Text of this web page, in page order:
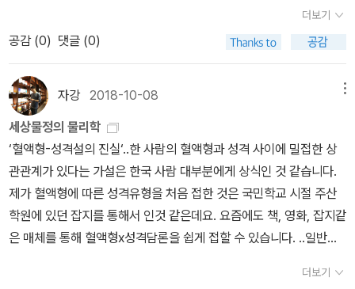
라도 고작 직물 80/90=8/9 단위를 짤 수 있을 뿐이다. 따라서 포르
투갈 입장에서 굳이 자급자족하느니 영국에 포도주를 수출하고 직물
을 수입해 오는 편이 더 경제적이라는 것이다. 이처럼 한 국가가 다른
국가에 비해 특정 상품에서 절대 우위를 갖더라도 자유무역을 하는
것이 서로에게 이득이라는 점이 리카도의 비교우위론 핵심이다.그런
데 리카도 예시는 두 가지 문제가 있어 이해하기 어렵다. 두 국가 생산
력 특징과 소비 필요량이 설명되어 있지 않기 때문이다. 포르투갈 처
지에서 보면 첫 번째 문제는 직물을 생산하는 인력을 포도주 생산으
로 전환할 수 있는지 여부다. 질적인 인력을 양적으로 전환 가능한지
는 논의하지 않기로 가정해도, 또 다른 문제가 있다. 포르투갈 혼자 생
산한 포도주를 두 나라가 소비할만한 양인지 가늠할 수 없다. 이를 다
소 보완한 또 다른 비슷한 예시를 물리학자 김범준 교수가 쓴 『세상
모든 것을 부정하고 완전히 반대되는 방향으로 돌아서기까지 어떤 발
견들이 있었을까. 저자가 '여는 글'을 통해 '물리학 또는 수학에 배경
혹여 물리학 책이 처음이더라도 '시간이란 무엇인가?'라는 물음에 잠
시 멍해졌다면 이 책을 권한다. ' 과학 MD 권벼리 '편집장의
선택'에서는 리 스몰린을 <시간은 흐르지 않는다>, <보이는 세상은
실재가 아니다>, <모든 순간의 물리학> 등을 저술한 카를로 로벨리
의 '맞수'로 칭하는데, 정작 <시간은 흐르지 않는다>는 편집장의 선택
에 오른 적이 없으니 그 동안 얼마나 현대물리학 분야의 위상이 높아
진 건지 짐작이 간다. 또한 전에 읽었던 <양자 중력의 세 가지 길>과
로벨리의 책들을 떠올려 볼 때 둘의 글쓰기 스타일은 '맞수'라고 불릴
앞서 세상을 탐구하기 위한 철학적 기준점을 세워놓고 시작한다는 점
더보기
공감 (0) 댓글 (0)
자강2018-10-08
세상물정의 물리학
‘혈액형-성격설의 진실‘..한 사람의 혈액형과 성격 사이에 밀접한 상
관관계가 있다는 가설은 한국 사람 대부분에게 상식인 것 같습니다.
제가 혈액형에 따른 성격유형을 처음 접한 것은 국민학교 시절 주산
학원에 있던 잡지를 통해서 인것 같은데요. 요즘에도 책, 영화, 잡지같
은 매체를 통해 혈액형x성격담론을 쉽게 접할 수 있습니다. ..일반적
더보기